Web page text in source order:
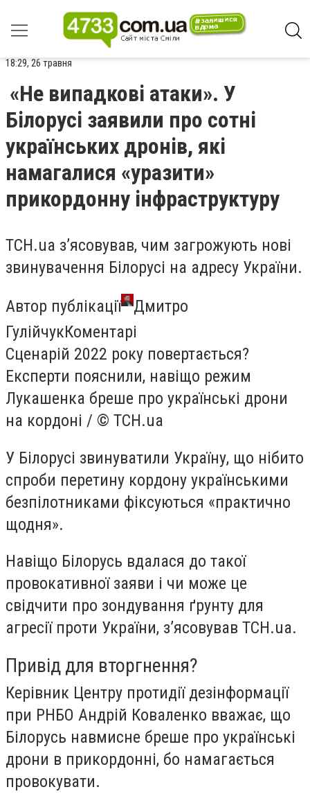
18:29, 26 травня
«Не випадкові атаки». У
Білорусі заявили про сотні
українських дронів, які
намагалися «уразити»
прикордонну інфраструктуру
ТСН.ua з’ясовував, чим загрожують нові
звинувачення Білорусі на адресу України.
Автор публікації
Дмитро
ГулійчукКоментарі
Сценарій 2022 року повертається?
Експерти пояснили, навіщо режим
Лукашенка бреше про українські дрони
на кордоні / © ТСН.ua
У Білорусі звинуватили Україну, що нібито
спроби перетину кордону українськими
безпілотниками фіксуються «практично
щодня».
Навіщо Білорусь вдалася до такої
провокативної заяви і чи може це
свідчити про зондування ґрунту для
агресії проти України, з’ясовував ТСН.ua.
Привід для вторгнення?
Керівник Центру протидії дезінформації
при РНБО Андрій Коваленко вважає, що
Білорусь навмисне бреше про українські
дрони в прикордонні, бо намагається
провокувати.